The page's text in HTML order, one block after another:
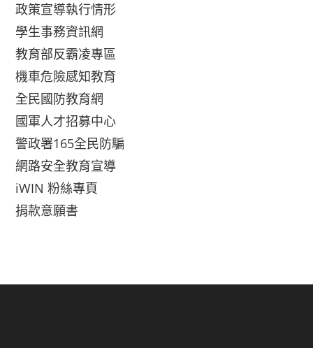
政策宣導執行情形
學生事務資訊網
教育部反霸凌專區
機車危險感知教育
全民國防教育網
國軍人才招募中心
警政署165全民防騙
網路安全教育宣導
iWIN 粉絲專頁
捐款意願書